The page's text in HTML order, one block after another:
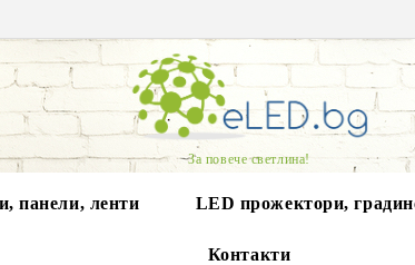
За повече светлина!
панели, ленти LED прожектори,
Контакти